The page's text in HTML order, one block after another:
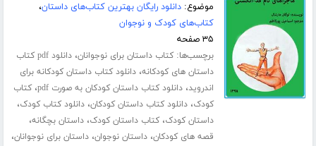
موضوع:دانلود رایگان بهترین کتاب‌های داستان،
کتاب‌های کودک و نوجوان
۳۵ صفحه
برچسب‌ها:کتاب داستان برای نوجوانان،
دانلود pdf کتاب
داستان های کودکانه،دانلود کتاب داستان کودکانه برای
اندروید،دانلود کتاب داستان کودکان به صورت pdf ،کتاب
کودک،دانلود کتاب داستان کودکان،دانلود کتاب کودک،
داستان کودک،کتاب داستان کودک،داستان بچگانه،
قصه های کودکان،داستان نوجوان،داستان برای نوجوانان،